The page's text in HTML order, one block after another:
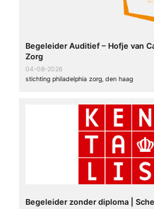
Begeleider Auditief – Hofje van
Zorg
04-08-2026
stichting philadelphia zorg, den haag
Begeleider zonder diploma |